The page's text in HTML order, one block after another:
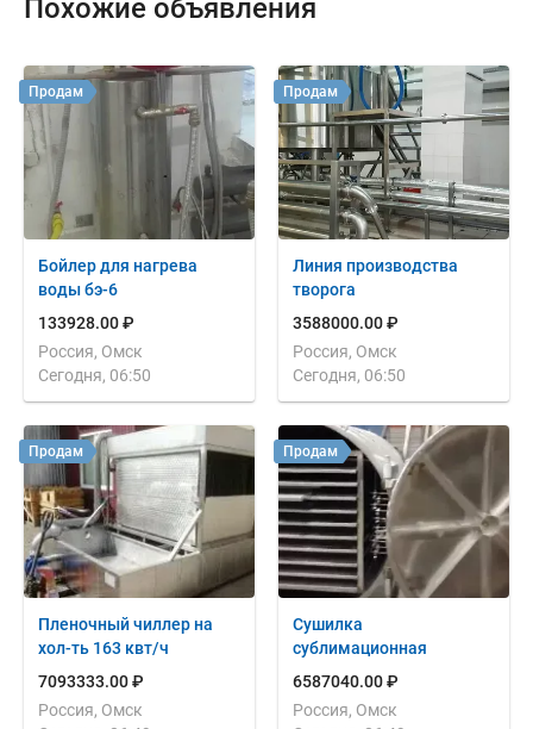
Похожие объявления
Бойлер для нагрева
воды бэ-6
133928.00 ₽
Россия, Омск
Сегодня, 06:50
Продам
Линия производства
творога
3588000.00 ₽
Россия, Омск
Сегодня, 06:50
Продам
Пленочный чиллер на
хол-ть 163 квт/ч
7093333.00 ₽
Россия, Омск
Продам
Сушилка
сублимационная
6587040.00 ₽
Россия, Омск
Продам